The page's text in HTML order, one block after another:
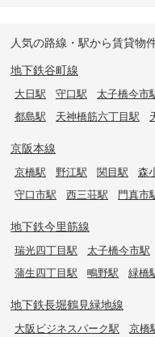
人気の路線・駅から賃貸物
地下鉄谷町線
大日駅 守口駅 太子橋今市
都島駅
天神橋筋六丁目駅
京阪本線
京橋駅 野江駅 関目駅 森
守口市駅
西三荘駅 門真市
地下鉄今里筋線
瑞光四丁目駅 太子橋今市駅
蒲生四丁目駅
鴫野駅 緑橋
地下鉄長堀鶴見緑地線
大阪ビジネスパーク駅 京橋